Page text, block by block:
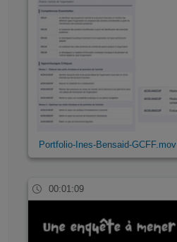
Portfolio-Ines-Bensaid-GCFF.mov
00:01:09